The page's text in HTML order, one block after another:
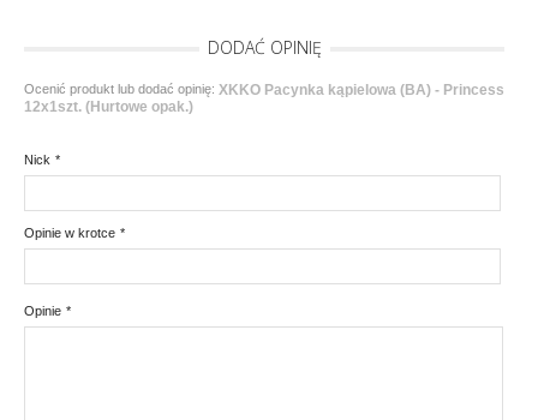
DODAĆ OPINIĘ
Ocenić produkt lub dodać opinię: XKKO Pacynka kąpielowa (BA) - Princess
12x1szt. (Hurtowe opak.)
*
Nick
*
Opinie w krotce
*
Opinie